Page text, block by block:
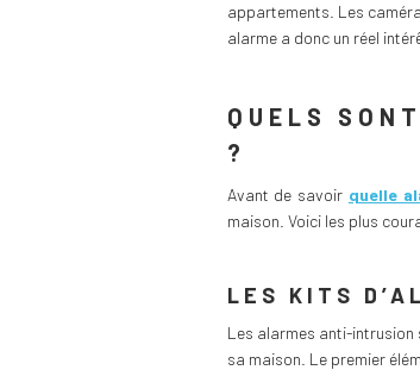
appartements. Les
alarme a donc un réel
QUELS
?
Avant de savoir quelle
maison. Voici les plus
LES KITS
Les alarmes anti-intrusion
sa maison. Le premier